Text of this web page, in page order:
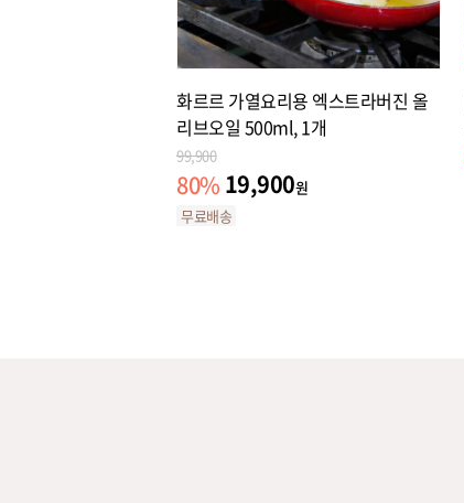
화르르 가열요리용 엑스트라버진 올
리브오일 500ml, 1개
99,900
80% 19,900원
무료배송